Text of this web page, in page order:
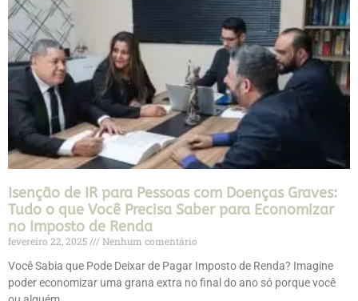
Isenção de IR para Pessoas com Doenças Graves:
Tudo o que Você Precisa Saber para Economizar
no Imposto de Renda
fevereiro 22, 2025
Nenhum comentário
Você Sabia que Pode Deixar de Pagar Imposto de Renda? Imagine
poder economizar uma grana extra no final do ano só porque você